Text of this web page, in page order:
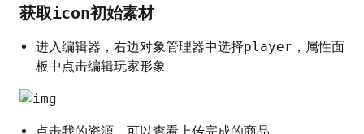
获取icon初始素材
进入编辑器，右边对象管理器中选择player，属性面
板中点击编辑玩家形象